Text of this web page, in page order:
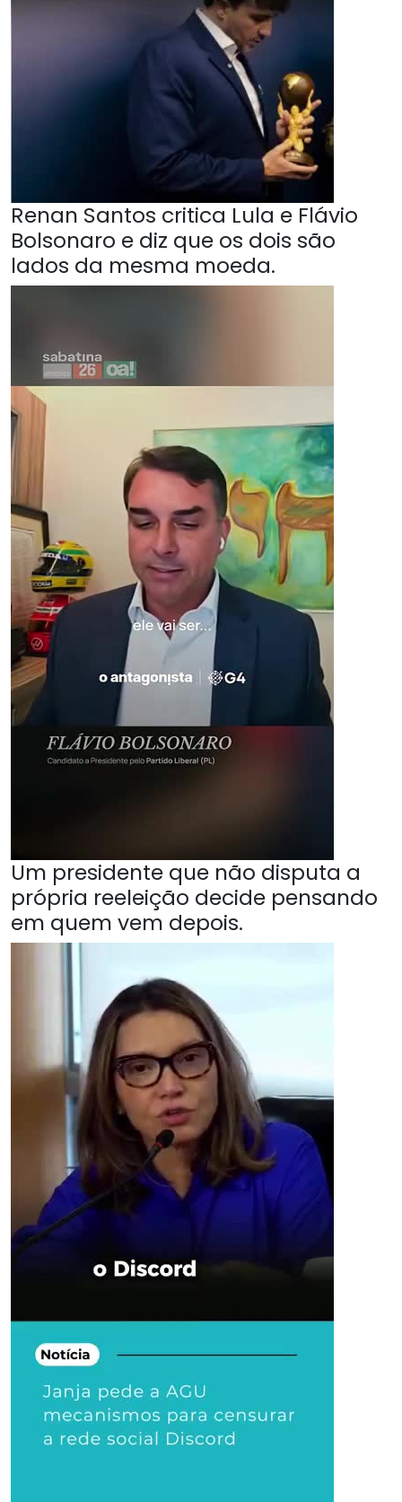
Renan Santos critica Lula e Flávio
Bolsonaro e diz que os dois são
lados da mesma moeda.
Um presidente que não disputa a
própria reeleição decide pensando
em quem vem depois.